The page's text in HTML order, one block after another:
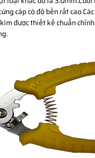
cáp có độ bền rất
được thiết kế chuẩn